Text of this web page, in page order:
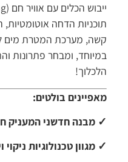
תוכניות הדחה אוטומטיות,
במיוחד, ומבחר פתרונות
הלכלוך!
מאפיינים בולטים:
✓ מבנה חדשני המעניק
✓ מגוון טכנולוגיות